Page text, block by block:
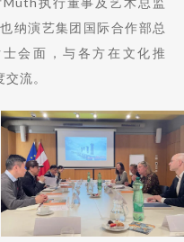
纳演艺集团国际合作部总
会面，与各方在文化推
流。